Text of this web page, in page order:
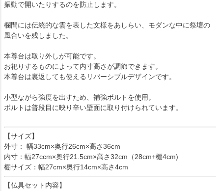
振動で開いたりするのを防止します。
欄間には伝統的な雲を表した文様をあしらい、モダンな中に祭壇の
風合いを残しました。
本尊台は取り外しが可能です。
お祀りするものによって内寸高さが調節できます。
本尊台は裏返しても使えるリバーシブルデザインです。
小型ながら強度を出すため、補強ボルトを使用。
ボルトは普段目に映り辛い壁面に取り付けられています。
【サイズ】
外寸： 幅33cm×奥行26cm×高さ36cm
内寸：幅27ccm×奥行21.5cm×高さ32cm（28cm+棚4cm)
棚サイズ：幅27cm×奥行14cm×高さ4cm
【仏具セット内容】